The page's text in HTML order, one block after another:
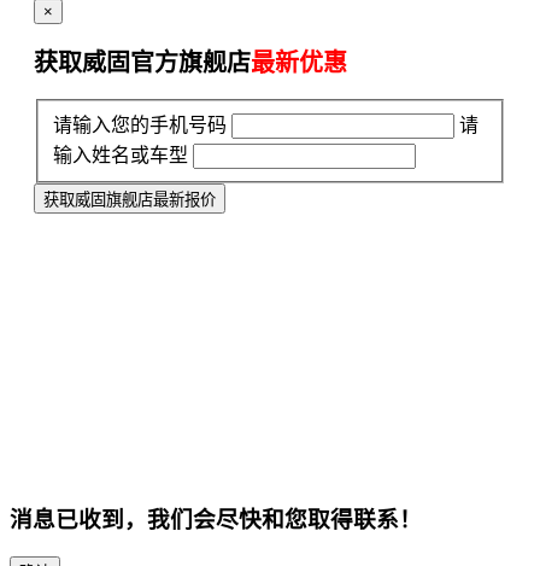
×
获取威固官方旗舰店最新优惠
请输入您的手机号码
请
输入姓名或车型
获取威固旗舰店最新报价
消息已收到，我们会尽快和您取得联系！